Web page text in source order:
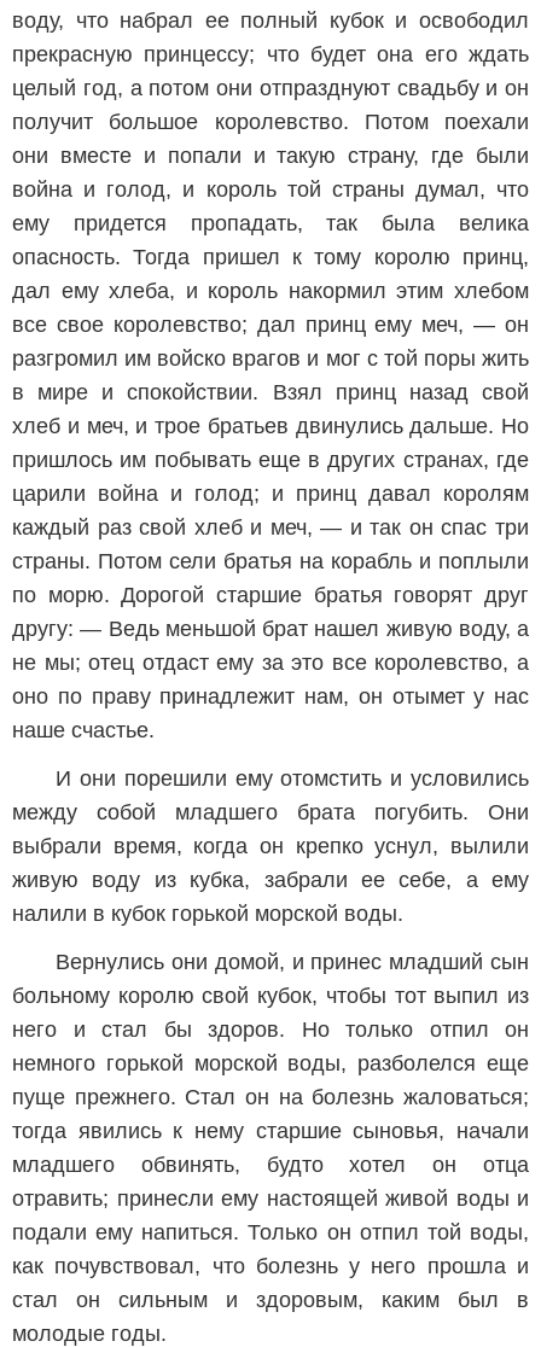
воду, что набрал ее полный кубок и освободил
прекрасную принцессу; что будет она его ждать
целый год, а потом они отпразднуют свадьбу и он
получит большое королевство. Потом поехали
они вместе и попали и такую страну, где были
война и голод, и король той страны думал, что
ему придется пропадать, так была велика
опасность. Тогда пришел к тому королю принц,
дал ему хлеба, и король накормил этим хлебом
все свое королевство; дал принц ему меч, — он
разгромил им войско врагов и мог с той поры жить
в мире и спокойствии. Взял принц назад свой
хлеб и меч, и трое братьев двинулись дальше. Но
пришлось им побывать еще в других странах, где
царили война и голод; и принц давал королям
каждый раз свой хлеб и меч, — и так он спас три
страны. Потом сели братья на корабль и поплыли
по морю. Дорогой старшие братья говорят друг
другу: — Ведь меньшой брат нашел живую воду, а
не мы; отец отдаст ему за это все королевство, а
оно по праву принадлежит нам, он отымет у нас
наше счастье.
И они порешили ему отомстить и условились
между собой младшего брата погубить. Они
выбрали время, когда он крепко уснул, вылили
живую воду из кубка, забрали ее себе, а ему
налили в кубок горькой морской воды.
Вернулись они домой, и принес младший сын
больному королю свой кубок, чтобы тот выпил из
него и стал бы здоров. Но только отпил он
немного горькой морской воды, разболелся еще
пуще прежнего. Стал он на болезнь жаловаться;
тогда явились к нему старшие сыновья, начали
младшего обвинять, будто хотел он отца
отравить; принесли ему настоящей живой воды и
подали ему напиться. Только он отпил той воды,
как почувствовал, что болезнь у него прошла и
стал он сильным и здоровым, каким был в
молодые годы.